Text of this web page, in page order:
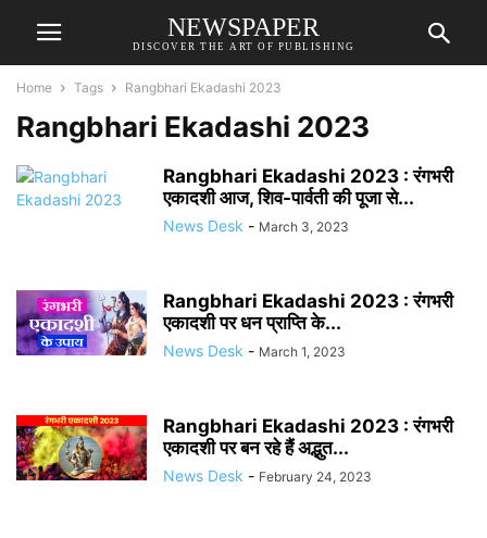
NEWSPAPER
DISCOVER THE ART OF PUBLISHING
Home Tags Rangbhari Ekadashi 2023
Rangbhari Ekadashi 2023
Rangbhari Ekadashi 2023 : रंगभरी
एकादशी आज, शिव-पार्वती की पूजा से...
News Desk - March 3, 2023
Rangbhari Ekadashi 2023 : रंगभरी
एकादशी पर धन प्राप्ति के...
News Desk - March 1, 2023
Rangbhari Ekadashi 2023 : रंगभरी
एकादशी पर बन रहे हैं अद्भुत...
News Desk - February 24, 2023